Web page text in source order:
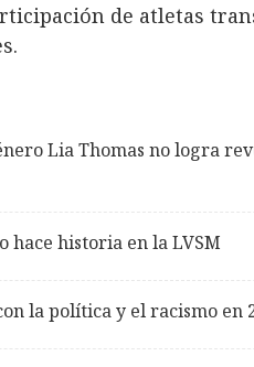
de atletas
Lia Thomas no logra
hace historia en la LVSM
la política y el racismo en